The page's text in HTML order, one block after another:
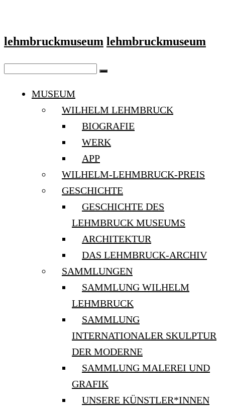
lehmbruckmuseum lehmbruckmuseum
MUSEUM
WILHELM LEHMBRUCK
BIOGRAFIE
WERK
APP
WILHELM-LEHMBRUCK-PREIS
GESCHICHTE
GESCHICHTE DES
LEHMBRUCK MUSEUMS
ARCHITEKTUR
DAS LEHMBRUCK-ARCHIV
SAMMLUNGEN
SAMMLUNG WILHELM
LEHMBRUCK
SAMMLUNG
INTERNATIONALER SKULPTUR
DER MODERNE
SAMMLUNG MALEREI UND
GRAFIK
UNSERE KÜNSTLER*INNEN